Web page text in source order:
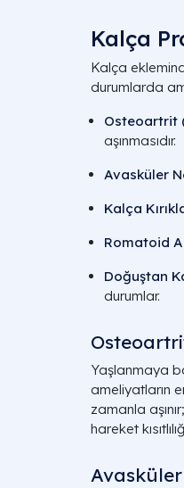
Kalça
Kalça
durumlarda
Osteoartrit
aşınmasıdır.
Avasküler
Kalça
Romatoid
Doğuştan
durumlar.
Yaşlanmaya
ameliyatların
zamanla
hareket